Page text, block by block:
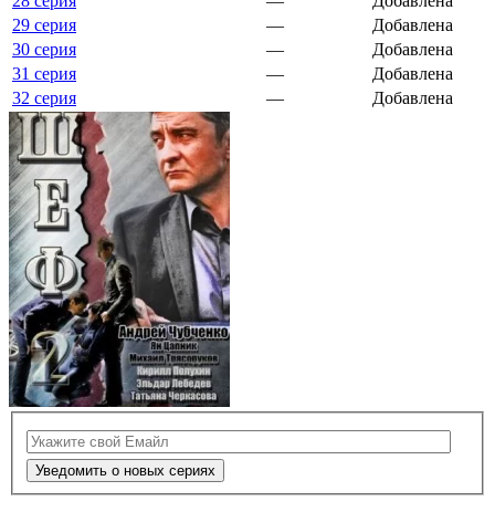
29 серия
—
Добавлена
30 серия
—
Добавлена
31 серия
—
Добавлена
32 серия
— Добавлена
Уведомить о новых сериях